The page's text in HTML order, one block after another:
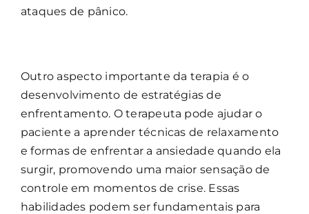
ataques de pânico.
Outro aspecto importante da terapia é o
desenvolvimento de estratégias de
enfrentamento. O terapeuta pode ajudar o
paciente a aprender técnicas de relaxamento
e formas de enfrentar a ansiedade quando ela
surgir, promovendo uma maior sensação de
controle em momentos de crise. Essas
habilidades podem ser fundamentais para